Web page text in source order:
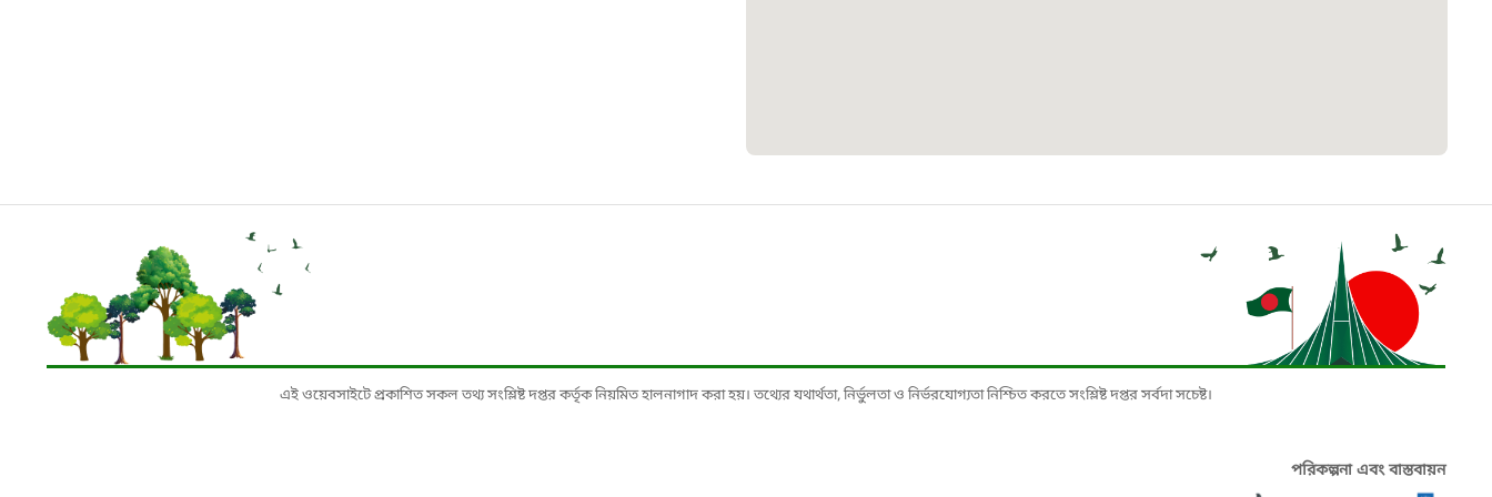
১৬১০৯
বাংলাদেশ কর্মচারী কল্যাণ বোর্ড হটলাইন
০১৯০৮৮৮৮৮৮৮
১৬১১৩
এই ওয়েবসাইটে প্রকাশিত সকল তথ্য সংশ্লিষ্ট দপ্তর কর্তৃক নিয়মিত হালনাগাদ করা হয়। তথ্যের যথার্থতা, নির্ভুলতা ও নির্ভরযোগ্যতা নিশ্চিত করতে সংশ্লিষ্ট দপ্তর সর্বদা সচেষ্ট।
পরিকল্পনা এবং বাস্তবায়ন